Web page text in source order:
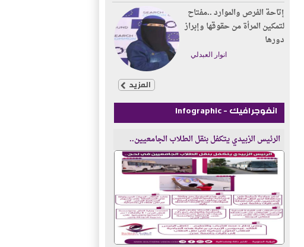
إتاحة الفرص والموارد ..مفتاح
لتمكين المرأة من حقوقها وإبراز
دورها
انوار العبدلي
المزيد
انفوجرافيك - Infographic
الرئيس الزبيدي يتكفل بنقل الطلاب الجامعيين..